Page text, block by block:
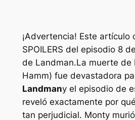
¡Advertencia! Este artículo
SPOILERS del episodio 8
de Landman.La muerte de
Hamm) fue devastadora
Landmany el episodio de
reveló exactamente por
tan perjudicial. Monty